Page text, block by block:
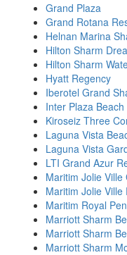
Grand Plaza
Grand Rotana
Helnan Marina
Hilton Sharm
Hilton Sharm
Hyatt Regency
Iberotel Grand
Inter Plaza Beach
Kiroseiz Three
Laguna Vista
Laguna Vista
LTI Grand Azur
Maritim Jolie Ville
Maritim Jolie Ville
Maritim Royal
Marriott Sharm
Marriott Sharm
Marriott Sharm